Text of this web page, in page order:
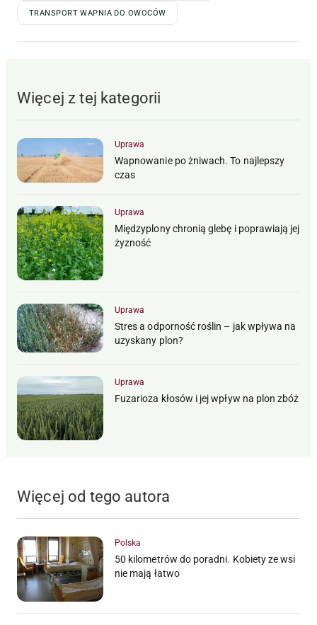
TRANSPORT WAPNIA DO OWOCÓW
Więcej z tej kategorii
Uprawa
Wapnowanie po żniwach. To najlepszy
czas
Uprawa
Międzyplony chronią glebę i poprawiają jej
żyzność
Uprawa
Stres a odporność roślin – jak wpływa na
uzyskany plon?
Uprawa
Fuzarioza kłosów i jej wpływ na plon zbóż
Więcej od tego autora
Polska
50 kilometrów do poradni. Kobiety ze wsi
nie mają łatwo